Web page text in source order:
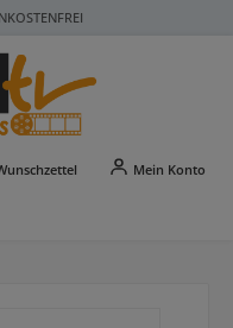
Du hast 0 Produkte auf
Mein Konto